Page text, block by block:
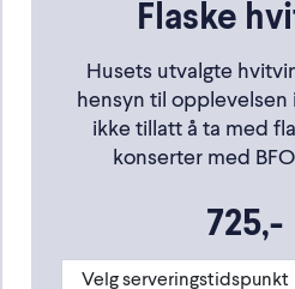
Flaske
Husets utvalgte
hensyn til opplevelsen
ikke tillatt å ta med
konserter med
725,-